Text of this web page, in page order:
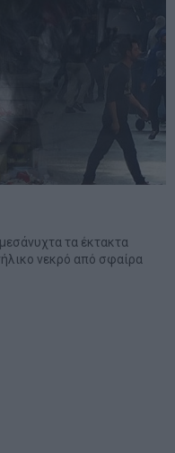
τα έκτακτα
νεκρό από σφαίρα